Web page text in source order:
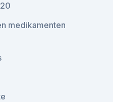
medikamenten